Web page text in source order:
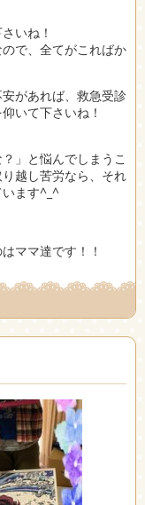
いね！
で、全てがこればか
があれば、救急受診
いて下さいね！
」と悩んでしまうこ
越し苦労なら、それ
ます^_^
ママ達です！！